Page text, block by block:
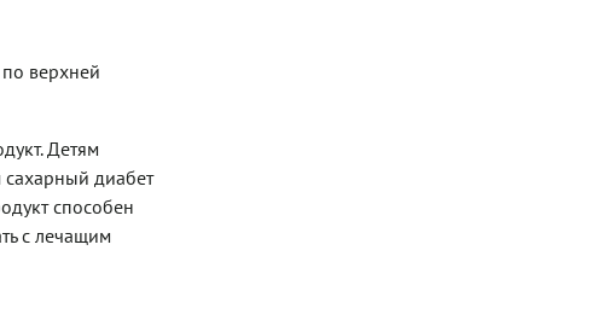
верхней
Детям
диабет
способен
с лечащим